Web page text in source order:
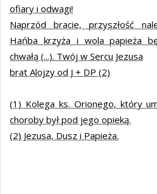
ofiary i odwagi!
Naprzód bracie, przyszłość
Hańba krzyża i wola papieża
chwałą (...). Twój w Sercu Jezusa
brat Alojzy od J + DP (2)
(1) Kolega ks. Orionego, który
choroby był pod jego opieką.
(2) Jezusa, Dusz i Papieża.